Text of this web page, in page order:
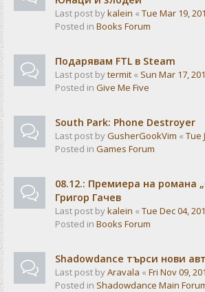
Last post bykalein « Tue Mar 19,
Posted in Books Forum
Подарявам FTL в Steam
Last post bytermit « Sun Mar 17,
Posted in Give Me Five
South Park: Phone Destroyer
Last post byGusherGookVim « Tue
Posted in Games Forum
08.12.: Премиера на романа
Григор Гачев
Last post bykalein « Tue Dec 04,
Posted in Books Forum
Shadowdance търси нови
Last post byAravala « Fri Nov 09,
Posted in Shadowdance Main